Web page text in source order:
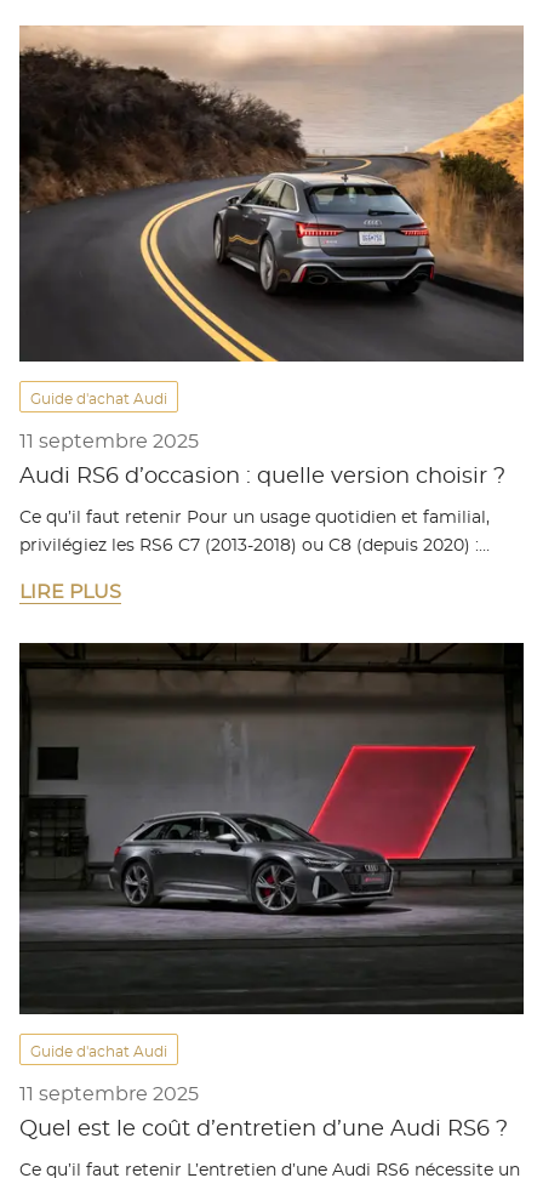
Guide d'achat Audi
11 septembre 2025
Audi RS6 d’occasion : quelle version choisir ?
Ce qu’il faut retenir Pour un usage quotidien et familial,
privilégiez les RS6 C7 (2013-2018) ou C8 (depuis 2020) :…
LIRE PLUS
Guide d'achat Audi
11 septembre 2025
Quel est le coût d’entretien d’une Audi RS6 ?
Ce qu’il faut retenir L’entretien d’une Audi RS6 nécessite un